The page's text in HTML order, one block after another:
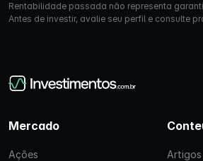
Rentabilidade passada não representa
Antes de investir, avalie seu perfil e consulte
Mercado
Ações Artigos